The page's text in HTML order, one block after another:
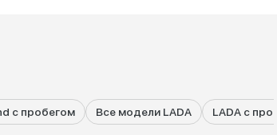
с пробегом Все модели LADA LADA с